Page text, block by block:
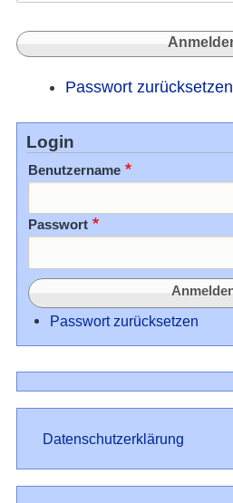
Passwort zurücksetzen
Login
Benutzername
Passwort
Passwort zurücksetzen
Datenschutz
Datenschutzerklärung